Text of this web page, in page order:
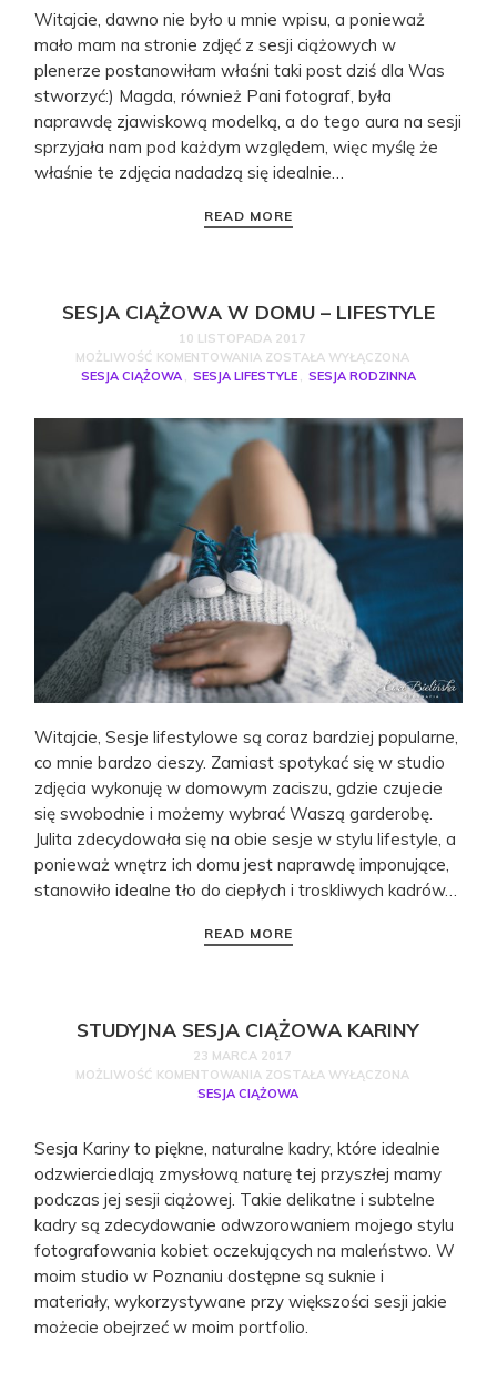
Witajcie, dawno nie było u mnie wpisu, a ponieważ
mało mam na stronie zdjęć z sesji ciążowych w
plenerze postanowiłam właśni taki post dziś dla Was
stworzyć:) Magda, również Pani fotograf, była
naprawdę zjawiskową modelką, a do tego aura na sesji
sprzyjała nam pod każdym względem, więc myślę że
właśnie te zdjęcia nadadzą się idealnie…
READ MORE
SESJA CIĄŻOWA W DOMU – LIFESTYLE
10 LISTOPADA 2017
MOŻLIWOŚĆ KOMENTOWANIA ZOSTAŁA WYŁĄCZONA
SESJA CIĄŻOWA , SESJA LIFESTYLE , SESJA RODZINNA
Witajcie, Sesje lifestylowe są coraz bardziej popularne,
co mnie bardzo cieszy. Zamiast spotykać się w studio
zdjęcia wykonuję w domowym zaciszu, gdzie czujecie
się swobodnie i możemy wybrać Waszą garderobę.
Julita zdecydowała się na obie sesje w stylu lifestyle, a
ponieważ wnętrz ich domu jest naprawdę imponujące,
stanowiło idealne tło do ciepłych i troskliwych kadrów…
READ MORE
STUDYJNA SESJA CIĄŻOWA KARINY
23 MARCA 2017
MOŻLIWOŚĆ KOMENTOWANIA ZOSTAŁA WYŁĄCZONA
SESJA CIĄŻOWA
Sesja Kariny to piękne, naturalne kadry, które idealnie
odzwierciedlają zmysłową naturę tej przyszłej mamy
podczas jej sesji ciążowej. Takie delikatne i subtelne
kadry są zdecydowanie odwzorowaniem mojego stylu
fotografowania kobiet oczekujących na maleństwo. W
moim studio w Poznaniu dostępne są suknie i
materiały, wykorzystywane przy większości sesji jakie
możecie obejrzeć w moim portfolio.